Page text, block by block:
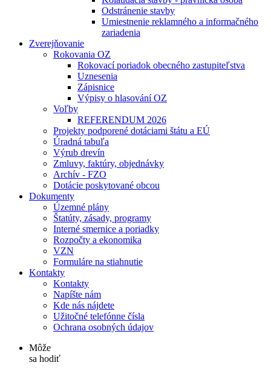
Odstránenie stavby
Umiestnenie reklamného a informačného
zariadenia
Zverejňovanie
Rokovania OZ
Rokovací poriadok obecného zastupiteľstva
Uznesenia
Zápisnice
Výpisy o hlasování OZ
Voľby
REFERENDUM 2026
Projekty podporené dotáciami štátu a EÚ
Úradná tabuľa
Výrub drevín
Zmluvy, faktúry, objednávky
Archív - FZO
Dotácie poskytované obcou
Dokumenty
Územné plány
Štatúty, zásady, programy
Interné smernice a poriadky
Rozpočty a ekonomika
VZN
Formuláre na stiahnutie
Kontakty
Kontakty
Napíšte nám
Kde nás nájdete
Užitočné telefónne čísla
Ochrana osobných údajov
Môže
sa hodiť